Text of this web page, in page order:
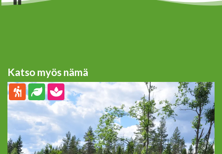
Katso myös nämä